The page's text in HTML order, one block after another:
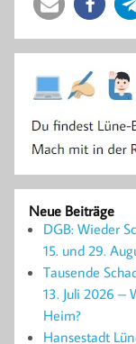
Neue Beiträge
DGB: Wieder
15. und 29.
Tausende
13. Juli 2026 –
Heim?
Hansestadt